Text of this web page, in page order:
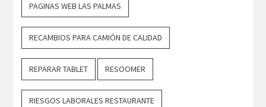
PAGINAS WEB LAS PALMAS
RECAMBIOS PARA CAMIÓN DE CALIDAD
REPARAR TABLET RESOOMER
RIESGOS LABORALES RESTAURANTE